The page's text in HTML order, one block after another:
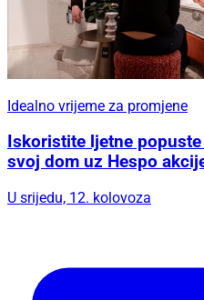
Idealno vrijeme za promjene
Iskoristite ljetne
svoj dom uz Hespo
U srijedu, 12. kolovoza